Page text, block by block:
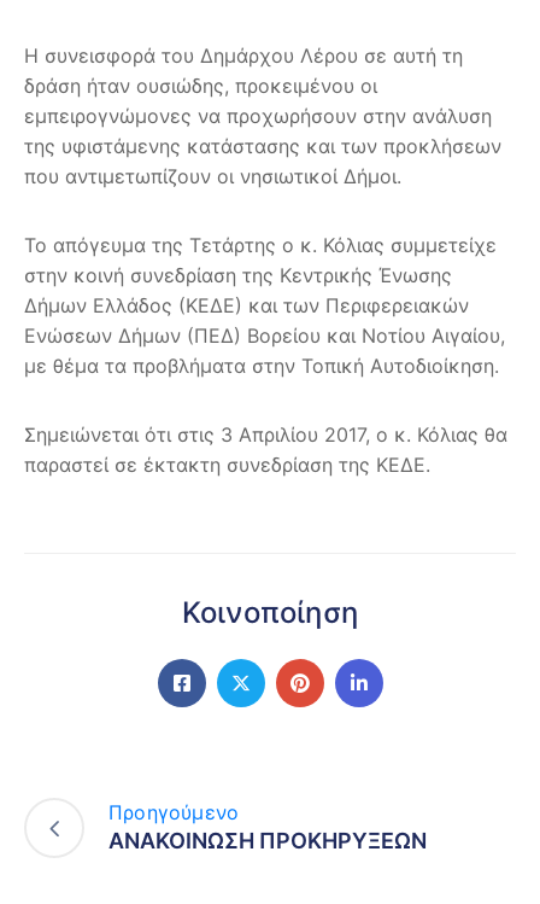
Η συνεισφορά του Δημάρχου Λέρου σε αυτή τη
δράση ήταν ουσιώδης, προκειμένου οι
εμπειρογνώμονες να προχωρήσουν στην ανάλυση
της υφιστάμενης κατάστασης και των προκλήσεων
που αντιμετωπίζουν οι νησιωτικοί Δήμοι.
Το απόγευμα της Τετάρτης ο κ. Κόλιας συμμετείχε
στην κοινή συνεδρίαση της Κεντρικής Ένωσης
Δήμων Ελλάδος (ΚΕΔΕ) και των Περιφερειακών
Ενώσεων Δήμων (ΠΕΔ) Βορείου και Νοτίου Αιγαίου,
με θέμα τα προβλήματα στην Τοπική Αυτοδιοίκηση.
Σημειώνεται ότι στις 3 Απριλίου 2017, ο κ. Κόλιας θα
παραστεί σε έκτακτη συνεδρίαση της ΚΕΔΕ.
Κοινοποίηση
Προηγούμενο
ΑΝΑΚΟΙΝΩΣΗ ΠΡΟΚΗΡΥΞΕΩΝ